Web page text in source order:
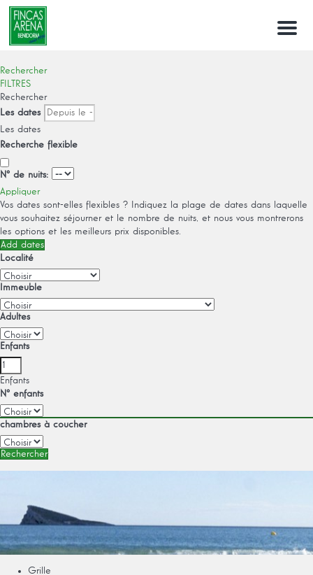
Menu
Rechercher
FILTRES
Rechercher
Les dates
Les dates
Recherche flexible
Nº de nuits:
Appliquer
Vos dates sont-elles flexibles ?
Indiquez la plage de dates dans laquelle
vous souhaitez séjourner et le nombre de nuits, et nous vous montrerons
les options et les meilleurs prix disponibles.
Add dates
Localité
Immeuble
Adultes
Enfants
Enfants
Nº enfants
chambres à coucher
Rechercher
Grille